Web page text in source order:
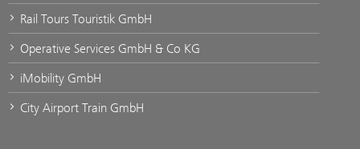
Rail Tours Touristik GmbH
Operative Services GmbH & Co KG
iMobility GmbH
City Airport Train GmbH